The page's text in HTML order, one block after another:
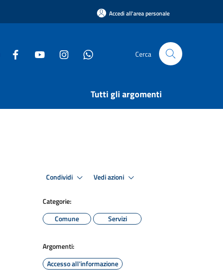
Accedi all'area personale
Cerca
Tutti gli argomenti
Condividi Vedi azioni
Categorie:
Comune
Servizi
Argomenti:
Accesso all'informazione